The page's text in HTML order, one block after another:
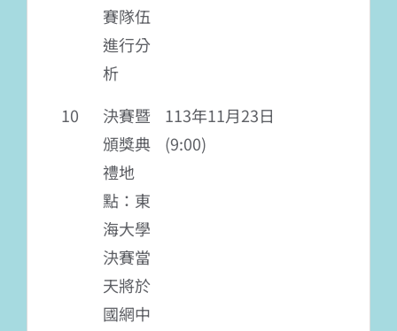
賽隊伍
進行分
析
10
決賽暨
頒獎典
禮地
點：東
海大學
決賽當
天將於
國網中
113年11月23日
(9:00)